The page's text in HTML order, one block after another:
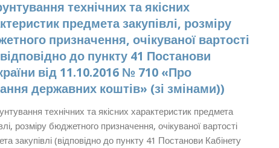
технічних та якісних
предмета закупівлі, розміру
призначення, очікуваної вартості
до пункту 41 Постанови
від 11.10.2016 № 710 «Про
державних коштів» (зі змінами))
технічних та якісних характеристик предмета
розміру бюджетного призначення, очікуваної вартості
закупівлі (відповідно до пункту 41 Постанови Кабінету